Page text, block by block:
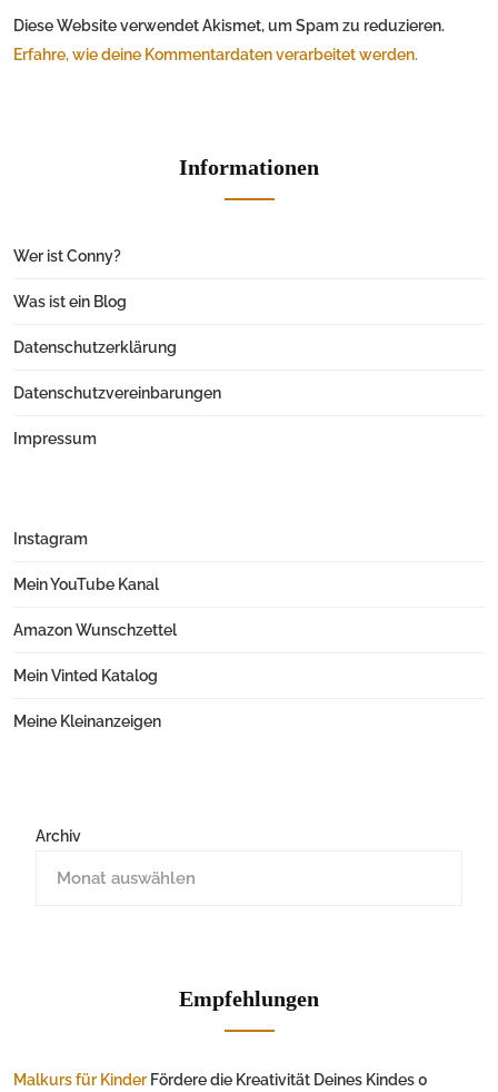
Diese Website verwendet Akismet, um Spam zu reduzieren.
Erfahre, wie deine Kommentardaten verarbeitet werden.
Informationen
Wer ist Conny?
Was ist ein Blog
Datenschutzerklärung
Datenschutzvereinbarungen
Impressum
Instagram
Mein YouTube Kanal
Amazon Wunschzettel
Mein Vinted Katalog
Meine Kleinanzeigen
Archiv
Empfehlungen
Malkurs für Kinder Fördere die Kreativität Deines Kindes 0